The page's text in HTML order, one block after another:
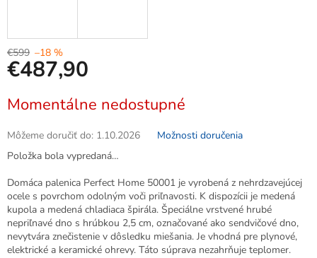
€599 –18 %
€487,90
cena:
Momentálne nedostupné
Môžeme doručiť do: 1.10.2026
Možnosti doručenia
Položka bola vypredaná…
Domáca palenica Perfect Home 50001 je vyrobená z nehrdzavejúcej
ocele s povrchom odolným voči priľnavosti. K dispozícii je medená
kupola a medená chladiaca špirála. Špeciálne vrstvené hrubé
nepriľnavé dno s hrúbkou 2,5 cm, označované ako sendvičové dno,
nevytvára znečistenie v dôsledku miešania. Je vhodná pre plynové,
elektrické a keramické ohrevy. Táto súprava nezahrňuje teplomer.